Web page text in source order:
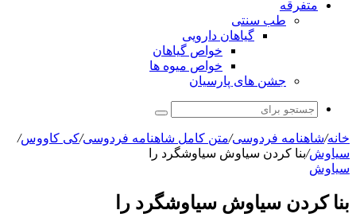
متفرقه
طب سنتی
گیاهان دارویی
خواص گیاهان
خواص میوه ها
جشن های پارسیان
جستجو
برای
خانه/شاهنامه فردوسی/متن کامل شاهنامه فردوسی/کی کاووس/
سیاوش/بنا کردن سیاوش سیاوشگرد را
سیاوش
بنا کردن سیاوش سیاوشگرد را